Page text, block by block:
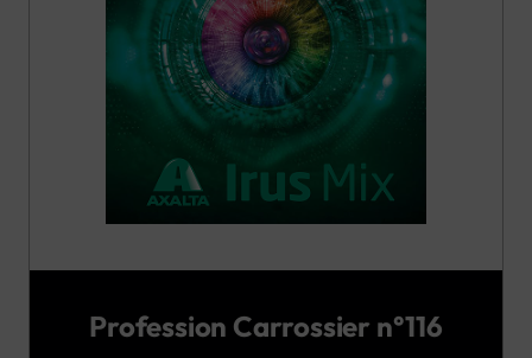
Profession Carrossier n°116